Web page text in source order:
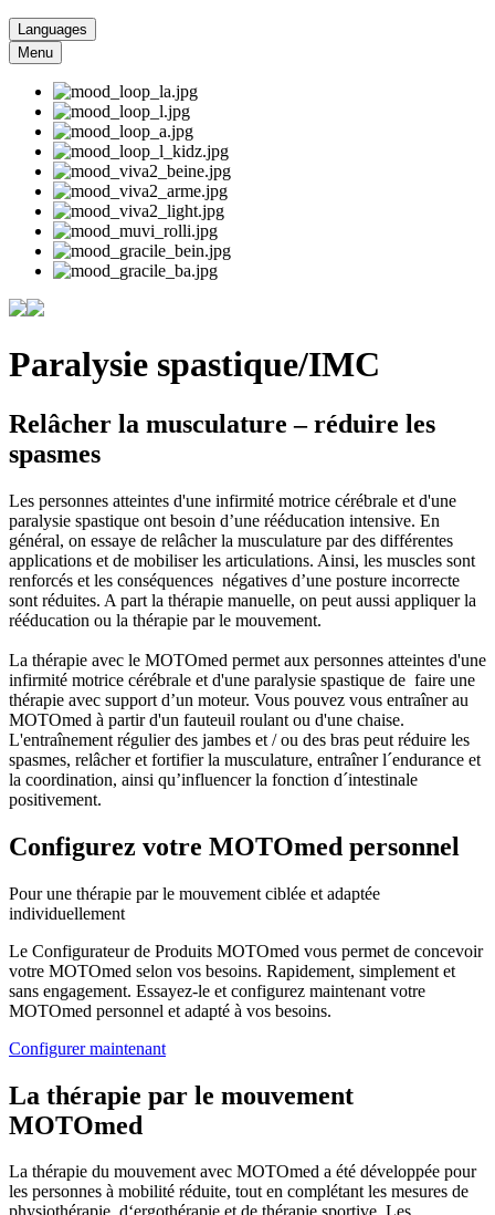
Languages
Menu
Paralysie spastique/IMC
Relâcher la musculature – réduire les
spasmes
Les personnes atteintes d'une infirmité motrice cérébrale et d'une
paralysie spastique ont besoin d’une rééducation intensive. En
général, on essaye de relâcher la musculature par des différentes
applications et de mobiliser les articulations. Ainsi, les muscles sont
renforcés et les conséquences négatives d’une posture incorrecte
sont réduites. A part la thérapie manuelle, on peut aussi appliquer la
rééducation ou la thérapie par le mouvement.
La thérapie avec le MOTOmed permet aux personnes atteintes d'une
infirmité motrice cérébrale et d'une paralysie spastique de faire une
thérapie avec support d’un moteur. Vous pouvez vous entraîner au
MOTOmed à partir d'un fauteuil roulant ou d'une chaise.
L'entraînement régulier des jambes et / ou des bras peut réduire les
spasmes, relâcher et fortifier la musculature, entraîner l´endurance et
la coordination, ainsi qu’influencer la fonction d´intestinale
positivement.
Configurez votre MOTOmed personnel
Pour une thérapie par le mouvement ciblée et adaptée
individuellement
Le Configurateur de Produits MOTOmed vous permet de concevoir
votre MOTOmed selon vos besoins. Rapidement, simplement et
sans engagement. Essayez-le et configurez maintenant votre
MOTOmed personnel et adapté à vos besoins.
Configurer maintenant
La thérapie par le mouvement
MOTOmed
La thérapie du mouvement avec MOTOmed a été développée pour
les personnes à mobilité réduite, tout en complétant les mesures de